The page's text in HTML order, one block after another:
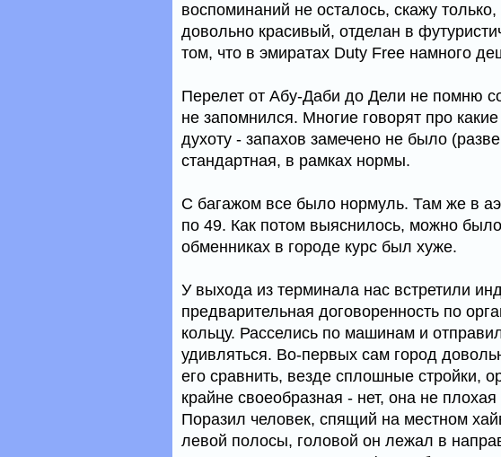
воспоминаний не осталось, скажу
довольно красивый, отделан в
том, что в эмиратах Duty Free намного
Перелет от Абу-Даби до Дели не помню
не запомнился. Многие говорят про
духоту - запахов замечено не было
стандартная, в рамках нормы.
С багажом все было нормуль. Там же в
по 49. Как потом выяснилось, можно
обменниках в городе курс был хуже.
У выхода из терминала нас встретили
предварительная договоренность по
кольцу. Расселись по машинам и
удивляться. Во-первых сам город
его сравнить, везде сплошные стройки,
крайне своеобразная - нет, она не
Поразил человек, спящий на местном
левой полосы, головой он лежал в